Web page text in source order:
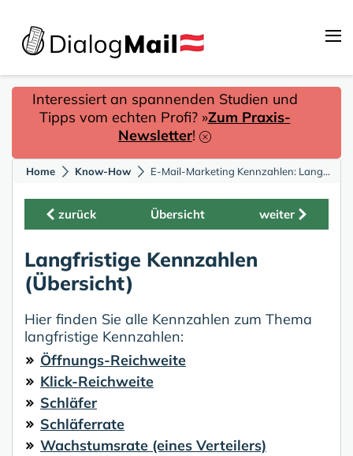
Interessiert an spannenden Studien und
Tipps vom echten Profi? »Zum Praxis-
Newsletter!
Home Know-How E-Mail-Marketing Kennzahlen: Langfristige Kennzahlen (Übersicht)
zurück Übersicht weiter
Langfristige Kennzahlen
(Übersicht)
Hier finden Sie alle Kennzahlen zum Thema
langfristige Kennzahlen:
Öffnungs-Reichweite
Klick-Reichweite
Schläfer
Schläferrate
Wachstumsrate (eines Verteilers)